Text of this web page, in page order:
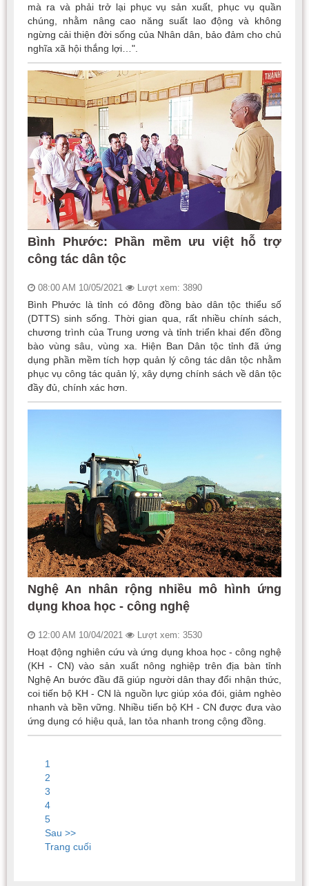
mà ra và phải trở lại phục vụ sản xuất, phục vụ quần
chúng, nhằm nâng cao năng suất lao động và không
ngừng cải thiện đời sống của Nhân dân, bảo đảm cho chủ
nghĩa xã hội thắng lợi…".
Bình Phước: Phần mềm ưu việt hỗ trợ
công tác dân tộc
08:00 AM 10/05/2021 Lượt xem: 3890
Bình Phước là tỉnh có đông đồng bào dân tộc thiểu số
(DTTS) sinh sống. Thời gian qua, rất nhiều chính sách,
chương trình của Trung ương và tỉnh triển khai đến đồng
bào vùng sâu, vùng xa. Hiện Ban Dân tộc tỉnh đã ứng
dụng phần mềm tích hợp quản lý công tác dân tộc nhằm
phục vụ công tác quản lý, xây dựng chính sách về dân tộc
đầy đủ, chính xác hơn.
Nghệ An nhân rộng nhiều mô hình ứng
dụng khoa học - công nghệ
12:00 AM 10/04/2021 Lượt xem: 3530
Hoạt động nghiên cứu và ứng dụng khoa học - công nghệ
(KH - CN) vào sản xuất nông nghiệp trên địa bàn tỉnh
Nghệ An bước đầu đã giúp người dân thay đổi nhận thức,
coi tiến bộ KH - CN là nguồn lực giúp xóa đói, giảm nghèo
nhanh và bền vững. Nhiều tiến bộ KH - CN được đưa vào
ứng dụng có hiệu quả, lan tỏa nhanh trong cộng đồng.
1
2
3
4
5
Sau >>
Trang cuối